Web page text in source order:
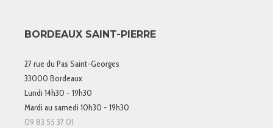
BORDEAUX SAINT-PIERRE
27 rue du Pas Saint-Georges
33000 Bordeaux
Lundi 14h30 - 19h30
Mardi au samedi 10h30 - 19h30
09 83 55 37 01